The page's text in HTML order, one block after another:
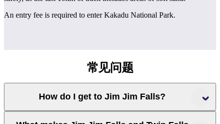
An entry fee is required to enter Kakadu National Park.
常见问题
How do I get to Jim Jim Falls?